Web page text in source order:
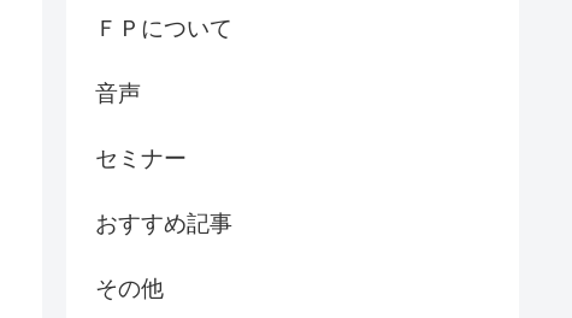
ＦＰについて
音声
セミナー
おすすめ記事
その他